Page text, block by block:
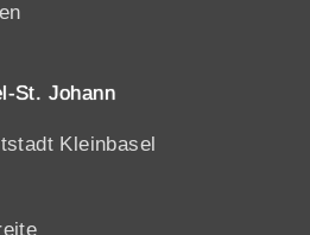
St. Johann
Kleinbasel